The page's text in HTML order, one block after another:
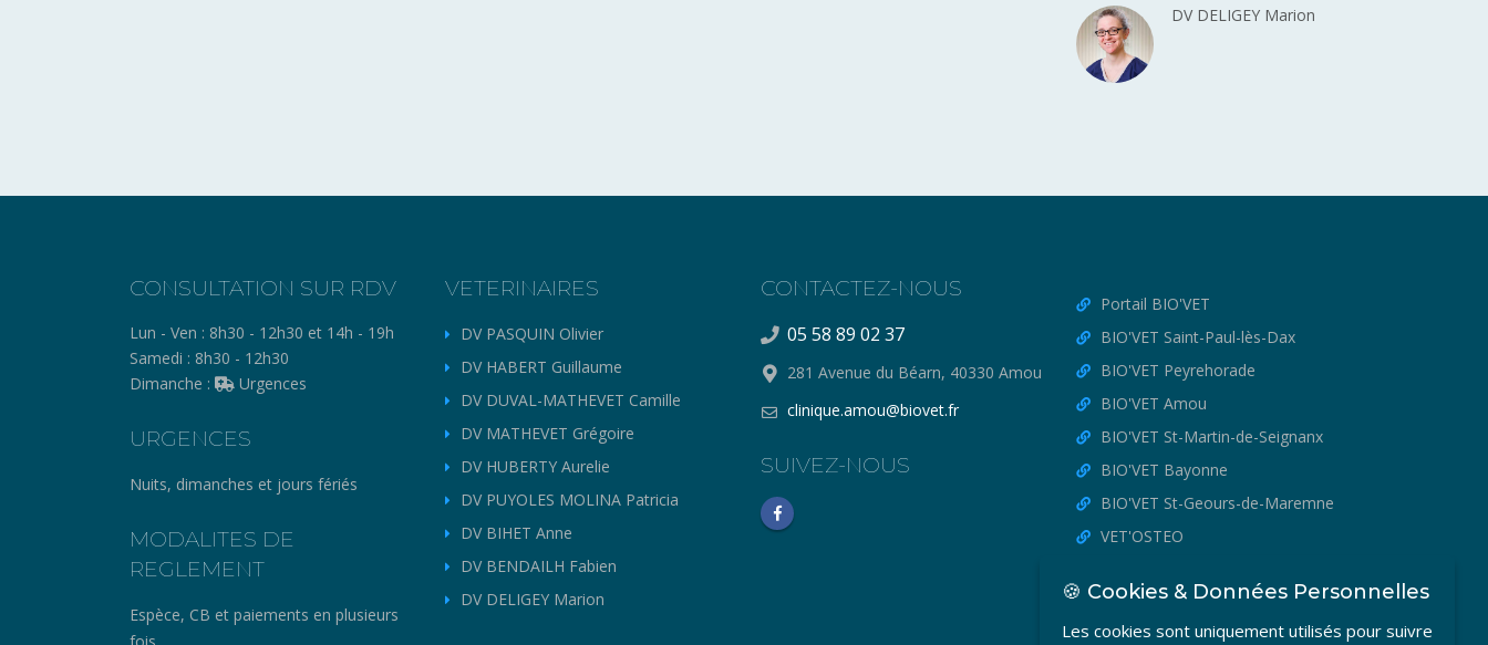
DV DELIGEY Marion
CONSULTATION SUR RDV
Lun - Ven : 8h30 - 12h30 et 14h - 19h
Samedi : 8h30 - 12h30
Dimanche :
Urgences
URGENCES
Nuits, dimanches et jours fériés
MODALITES DE
REGLEMENT
Espèce, CB et paiements en plusieurs
VETERINAIRES
DV PASQUIN Olivier
DV HABERT Guillaume
DV DUVAL-MATHEVET Camille
DV MATHEVET Grégoire
DV HUBERTY Aurelie
DV PUYOLES MOLINA Patricia
DV BIHET Anne
DV BENDAILH Fabien
DV DELIGEY Marion
CONTACTEZ-NOUS
05 58 89 02 37
281 Avenue du Béarn, 40330 Amou
clinique.amou@biovet.fr
SUIVEZ-NOUS
Portail BIO'VET
BIO'VET Saint-Paul-lès-Dax
BIO'VET Peyrehorade
BIO'VET Amou
BIO'VET St-Martin-de-Seignanx
BIO'VET Bayonne
BIO'VET St-Geours-de-Maremne
VET'OSTEO
🍪 Cookies & Données Personnelles
Les cookies sont uniquement utilisés pour suivre